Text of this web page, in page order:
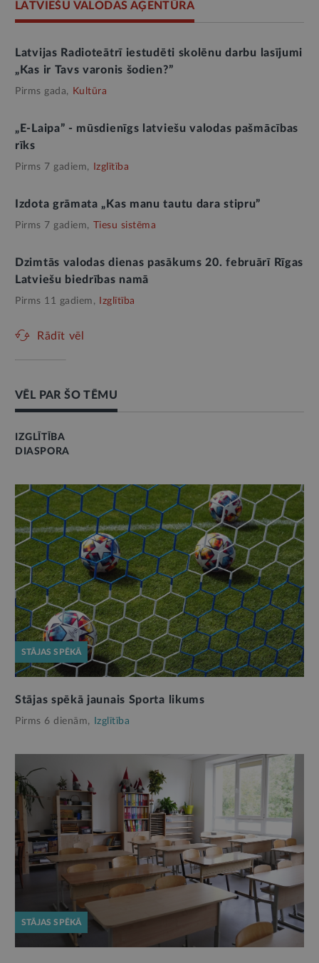
LATVIEŠU VALODAS AĢENTŪRA
Latvijas Radioteātrī iestudēti skolēnu darbu lasījumi
„Kas ir Tavs varonis šodien?”
Pirms gada, Kultūra
„E-Laipa” - mūsdienīgs latviešu valodas pašmācības
rīks
Pirms 7 gadiem, Izglītība
Izdota grāmata „Kas manu tautu dara stipru”
Pirms 7 gadiem, Tiesu sistēma
Dzimtās valodas dienas pasākums 20. februārī Rīgas
Latviešu biedrības namā
Pirms 11 gadiem, Izglītība
Rādīt vēl
VĒL PAR ŠO TĒMU
IZGLĪTĪBA
DIASPORA
STĀJAS SPĒKĀ
Stājas spēkā jaunais Sporta likums
Pirms 6 dienām, Izglītība
STĀJAS SPĒKĀ